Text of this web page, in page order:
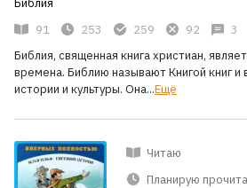
Библия
91
253 259 92 3
Библия, священная книга христиан,
времена. Библию называют Книгой книг
истории и культуры. Она...Ещё
Читаю
Планирую